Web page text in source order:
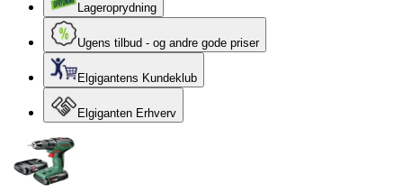
Lageroprydning
Ugens tilbud - og andre gode priser
Elgigantens Kundeklub
Elgiganten Erhverv